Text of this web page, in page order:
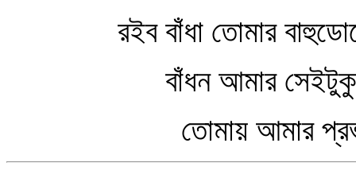
রইব বাঁধা তোমার
বাঁধন আমার সেইটুকু
তোমায় আমার প্রভু